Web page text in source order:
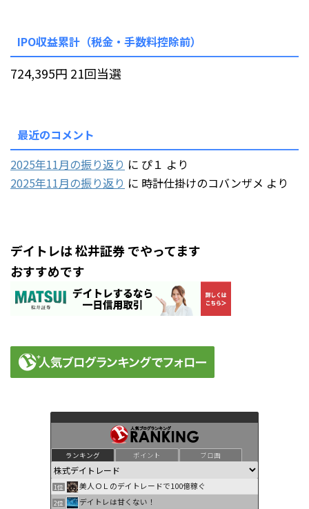
IPO収益累計（税金・手数料控除前）
724,395円 21回当選
最近のコメント
2025年11月の振り返り に ぴ１ より
2025年11月の振り返り に 時計仕掛けのコバンザメ より
デイトレは 松井証券 でやってます
おすすめです
ランキング ポイント ブロ画
1位 美人ＯＬのデイトレードで100億稼ぐ
2位 デイトレは甘くない！